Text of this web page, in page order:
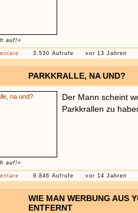
auf!»
3.530 Aufrufe vor 13 Jahren
PARKKRALLE, NA UND?
auf!»
Der Mann scheint
Parkkrallen zu
9.846 Aufrufe vor 14 Jahren
WIE MAN WERBUNG AUS
ENTFERNT